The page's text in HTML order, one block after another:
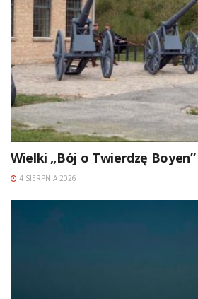
Wielki „Bój o Twierdzę Boyen”
4 SIERPNIA 2026